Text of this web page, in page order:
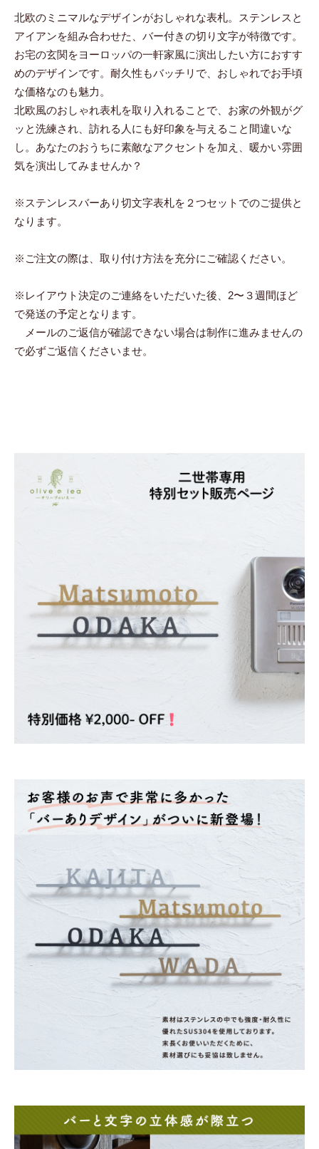
北欧のミニマルなデザインがおしゃれな表札。ステンレスと
アイアンを組み合わせた、バー付きの切り文字が特徴です。
お宅の玄関をヨーロッパの一軒家風に演出したい方におすす
めのデザインです。耐久性もバッチリで、おしゃれでお手頃
な価格なのも魅力。
北欧風のおしゃれ表札を取り入れることで、お家の外観がグ
ッと洗練され、訪れる人にも好印象を与えること間違いな
し。あなたのおうちに素敵なアクセントを加え、暖かい雰囲
気を演出してみませんか？
※ステンレスバーあり切文字表札を２つセットでのご提供と
なります。
※ご注文の際は、取り付け方法を充分にご確認ください。
※レイアウト決定のご連絡をいただいた後、2〜３週間ほど
で発送の予定となります。
メールのご返信が確認できない場合は制作に進みませんの
で必ずご返信くださいませ。